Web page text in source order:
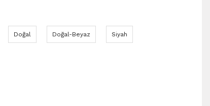
Doğal Doğal-Beyaz Siyah